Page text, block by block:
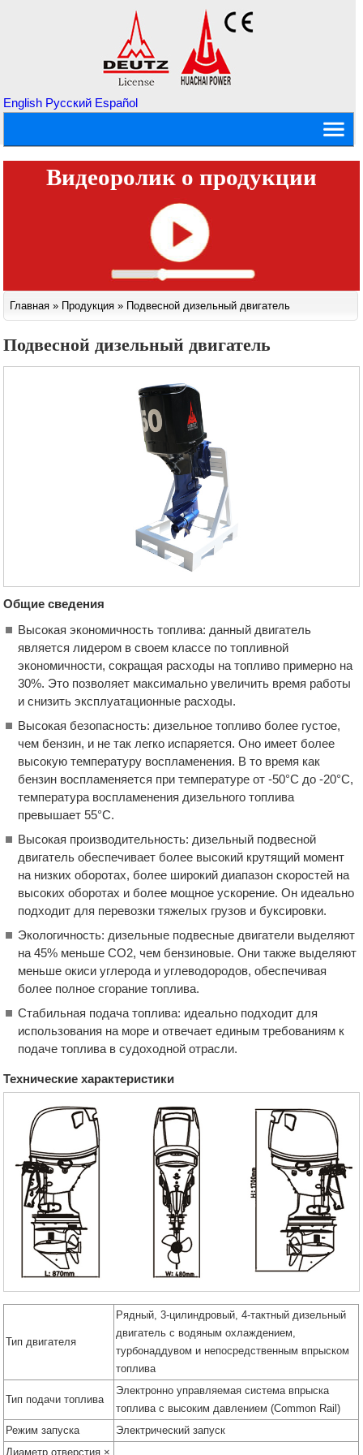
English Русский Español
Видеоролик о продукции
Главная » Продукция » Подвесной дизельный двигатель
Подвесной дизельный двигатель
Общие сведения
Высокая экономичность топлива: данный двигатель
является лидером в своем классе по топливной
экономичности, сокращая расходы на топливо примерно на
30%. Это позволяет максимально увеличить время работы
и снизить эксплуатационные расходы.
Высокая безопасность: дизельное топливо более густое,
чем бензин, и не так легко испаряется. Оно имеет более
высокую температуру воспламенения. В то время как
бензин воспламеняется при температуре от -50°C до -20°C,
температура воспламенения дизельного топлива
превышает 55°C.
Высокая производительность: дизельный подвесной
двигатель обеспечивает более высокий крутящий момент
на низких оборотах, более широкий диапазон скоростей на
высоких оборотах и более мощное ускорение. Он идеально
подходит для перевозки тяжелых грузов и буксировки.
Экологичность: дизельные подвесные двигатели выделяют
на 45% меньше CO2, чем бензиновые. Они также выделяют
меньше окиси углерода и углеводородов, обеспечивая
более полное сгорание топлива.
Стабильная подача топлива: идеально подходит для
использования на море и отвечает единым требованиям к
подаче топлива в судоходной отрасли.
Технические характеристики
Тип двигателя
Рядный, 3-цилиндровый, 4-тактный дизельный
двигатель с водяным охлаждением,
турбонаддувом и непосредственным впрыском
топлива
Тип подачи топлива
Электронно управляемая система впрыска
топлива с высоким давлением (Common Rail)
Режим запуска
Электрический запуск
Диаметр отверстия ×